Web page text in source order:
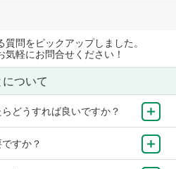
問をピックアップしました。
軽にお問合せください！
ついて
どうすれば良いですか？
すか？